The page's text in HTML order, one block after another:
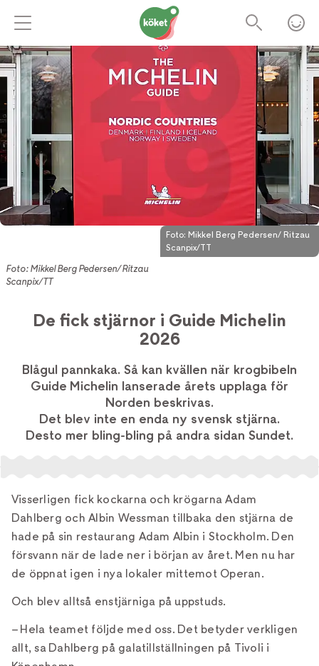
Foto: Mikkel Berg Pedersen/ Ritzau
Scanpix/TT
Foto: Mikkel Berg Pedersen/ Ritzau
Scanpix/TT
De fick stjärnor i Guide Michelin
2026
Blågul pannkaka. Så kan kvällen när krogbibeln
Guide Michelin lanserade årets upplaga för
Norden beskrivas.
Det blev inte en enda ny svensk stjärna.
Desto mer bling-bling på andra sidan Sundet.
Visserligen fick kockarna och krögarna Adam
Dahlberg och Albin Wessman tillbaka den stjärna de
hade på sin restaurang Adam Albin i Stockholm. Den
försvann när de lade ner i början av året. Men nu har
de öppnat igen i nya lokaler mittemot Operan.
Och blev alltså enstjärniga på uppstuds.
– Hela teamet följde med oss. Det betyder verkligen
allt, sa Dahlberg på galatillställningen på Tivoli i